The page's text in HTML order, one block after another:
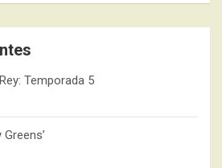
Temporada 5